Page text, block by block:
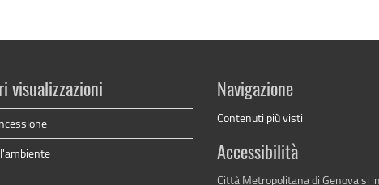
visualizzazioni Navigazione
Contenuti più visti
Accessibilità
Città Metropolitana di Genova si